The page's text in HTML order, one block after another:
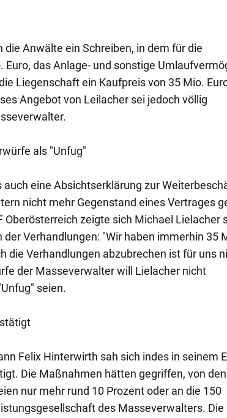
die Anwälte ein Schreiben, in dem für die
Euro, das Anlage- und sonstige
Liegenschaft ein Kaufpreis von 35 Mio.
Angebot von Leilacher sei jedoch völlig
als "Unfug"
auch eine Absichtserklärung zur
nicht mehr Gegenstand eines Vertrages
Oberösterreich zeigte sich Michael Lielacher
Verhandlungen: "Wir haben immerhin 35
die Verhandlungen abzubrechen ist für uns
der Masseverwalter will Lielacher nicht
seien.
Felix Hinterwirth sah sich indes in seinem
Die Maßnahmen hätten gegriffen, von den
nur mehr rund 10 Prozent oder an die 150
des Masseverwalters. Die